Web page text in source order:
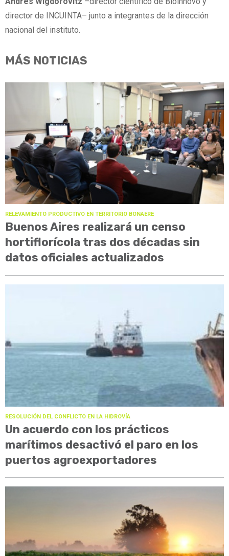
director de INCUINTA– junto a integrantes de la dirección
nacional del instituto.
MÁS NOTICIAS
RELEVAMIENTO PRODUCTIVO EN TERRITORIO BONAERE
Buenos Aires realizará un censo
hortiflorícola tras dos décadas sin
datos oficiales actualizados
RESOLUCIÓN DEL CONFLICTO EN LA HIDROVÍA
Un acuerdo con los prácticos
marítimos desactivó el paro en los
puertos agroexportadores